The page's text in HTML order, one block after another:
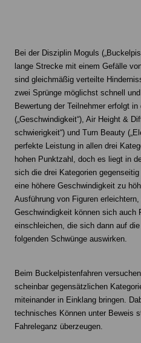
Bei der Disziplin Moguls
lange Strecke mit einem Gefälle
sind gleichmäßig verteilte
zwei Sprünge möglichst schnell
Bewertung der Teilnehmer erfolgt
(„Geschwindigkeit“), Air Height &
schwierigkeit“) und Turn Beauty
perfekte Leistung in allen drei
hohen Punktzahl, doch es liegt in
sich die drei Kategorien
eine höhere Geschwindigkeit zu
Ausführung von Figuren
Geschwindigkeit können sich auch
einschleichen, die sich dann auf
folgenden Schwünge auswirken.
Beim Buckelpistenfahren
scheinbar gegensätzlichen
miteinander in Einklang bringen.
technisches Können unter Beweis
Fahreleganz überzeugen.